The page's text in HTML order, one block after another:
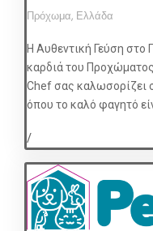
Πρόχωμα, Ελλάδα
Η Αυθεντική Γεύση
καρδιά του
Chef σας καλωσορίζει
όπου το καλό φαγητό